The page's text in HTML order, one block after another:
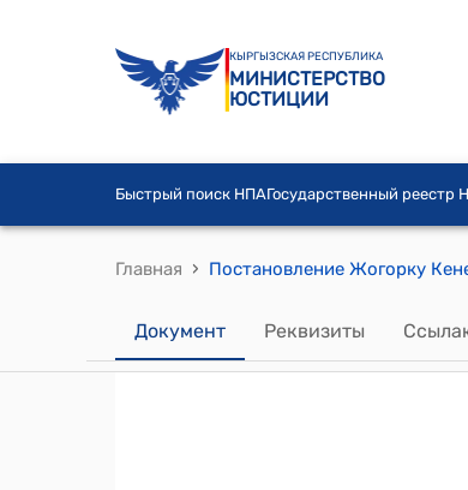
КЫРГЫЗСКАЯ РЕСПУБЛИКА
МИНИСТЕРСТВО
ЮСТИЦИИ
Быстрый поиск НПАГосударственный реестр
Главная ›
Документ Реквизиты